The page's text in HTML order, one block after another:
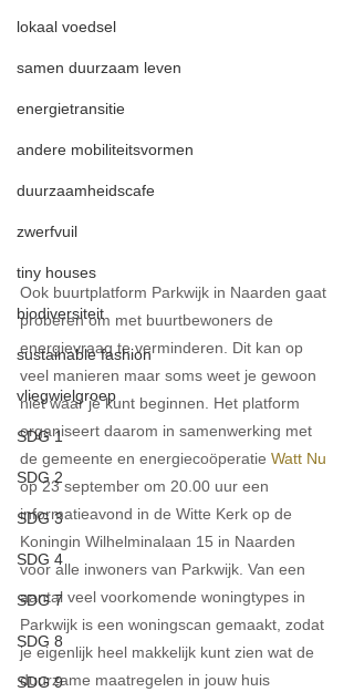
lokaal voedsel
samen duurzaam leven
energietransitie
andere mobiliteitsvormen
duurzaamheidscafe
zwerfvuil
tiny houses
biodiversiteit
sustainable fashion
vliegwielgroep
SDG 1
SDG 2
SDG 3
SDG 4
SDG 7
SDG 8
SDG 9
Ook buurtplatform Parkwijk in Naarden gaat
proberen om met buurtbewoners de
energievraag te verminderen. Dit kan op
veel manieren maar soms weet je gewoon
niet waar je kunt beginnen. Het platform
organiseert daarom in samenwerking met
de gemeente en energiecoöperatie Watt Nu
op 23 september om 20.00 uur een
informatieavond in de Witte Kerk op de
Koningin Wilhelminalaan 15 in Naarden
voor alle inwoners van Parkwijk. Van een
aantal veel voorkomende woningtypes in
Parkwijk is een woningscan gemaakt, zodat
je eigenlijk heel makkelijk kunt zien wat de
duurzame maatregelen in jouw huis